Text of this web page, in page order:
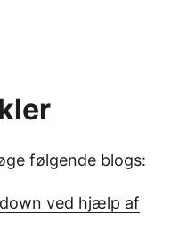
følgende blogs:
ved hjælp af